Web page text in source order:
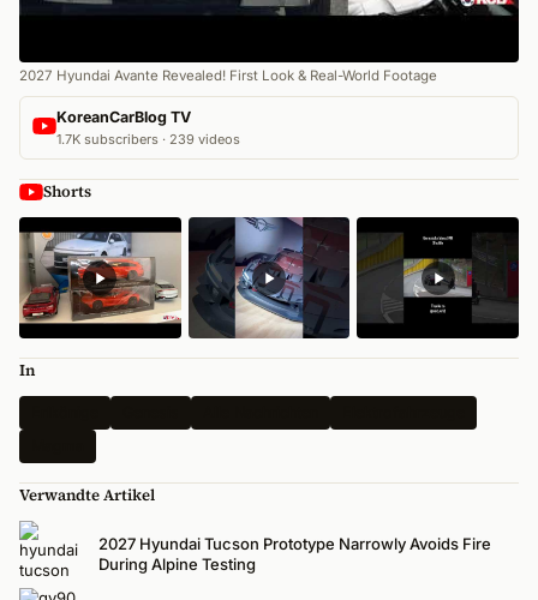
2027 Hyundai Avante Revealed! First Look & Real-World Footage
KoreanCarBlog TV
1.7K subscribers · 239 videos
Shorts
In
Verwandte Artikel
2027 Hyundai Tucson Prototype Narrowly Avoids Fire
During Alpine Testing